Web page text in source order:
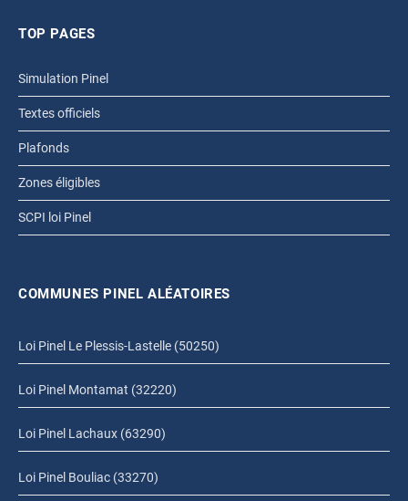
TOP PAGES
Simulation Pinel
Textes officiels
Plafonds
Zones éligibles
SCPI loi Pinel
COMMUNES PINEL ALÉATOIRES
Loi Pinel Le Plessis-Lastelle (50250)
Loi Pinel Montamat (32220)
Loi Pinel Lachaux (63290)
Loi Pinel Bouliac (33270)